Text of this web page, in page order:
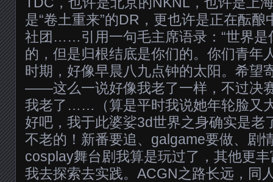
是“卷土重来”的DR，更也许是正在酝
社团……引用一句毛主席语录：“世界是
的，但是归根结底是你们的。你们青年
时期，好像早晨八九点钟的太阳。希望
——这么一说好像我老了一样，不过决
我老了……（算是平时我说她年轮脸又
好吧，我于此婆娑3d世界之身确实是老
不老的！新番要追、galgame要做、
cosplay舞台剧我算是玩过了，其他更
我去探索去实践。ACGN之路长远，同